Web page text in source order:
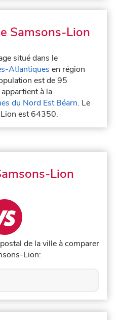
Samsons-Lion
situé dans le
Atlantiques en région
est de 95
à la
du Nord Est Béarn. Le
est 64350.
Lion
de la ville à comparer
Lion: